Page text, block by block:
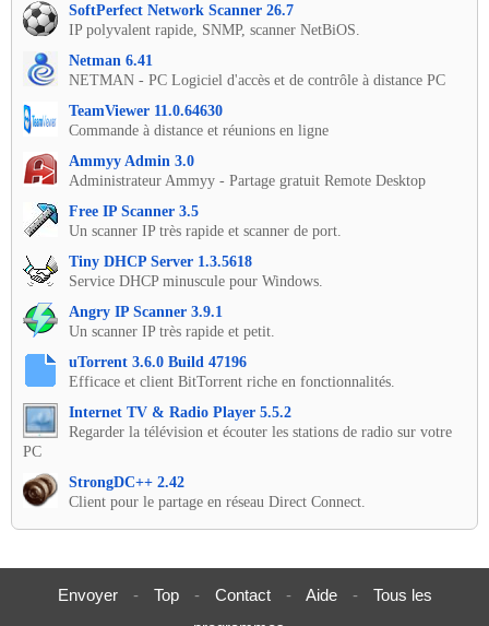
SoftPerfect Network Scanner 26.7
IP polyvalent rapide, SNMP, scanner NetBiOS.
Netman 6.41
NETMAN - PC Logiciel d'accès et de contrôle à distance PC
TeamViewer 11.0.64630
Commande à distance et réunions en ligne
Ammyy Admin 3.0
Administrateur Ammyy - Partage gratuit Remote Desktop
Free IP Scanner 3.5
Un scanner IP très rapide et scanner de port.
Tiny DHCP Server 1.3.5618
Service DHCP minuscule pour Windows.
Angry IP Scanner 3.9.1
Un scanner IP très rapide et petit.
uTorrent 3.6.0 Build 47196
Efficace et client BitTorrent riche en fonctionnalités.
Internet TV & Radio Player 5.5.2
Regarder la télévision et écouter les stations de radio sur votre
PC
StrongDC++ 2.42
Client pour le partage en réseau Direct Connect.
Envoyer - Top - Contact - Aide -
Tous les